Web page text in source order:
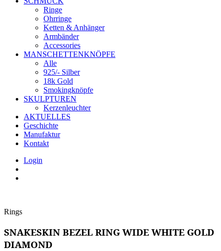
Ringe
Ohrringe
Ketten & Anhänger
Armbänder
Accessories
MANSCHETTENKNÖPFE
Alle
925/- Silber
18k Gold
Smokingknöpfe
SKULPTUREN
Kerzenleuchter
AKTUELLES
Geschichte
Manufaktur
Kontakt
Login
Rings
SNAKESKIN BEZEL RING WIDE WHITE GOLD
DIAMOND